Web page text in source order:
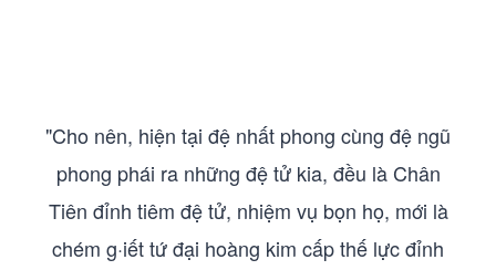
"Cho nên, hiện tại đệ nhất phong cùng đệ ngũ
phong phái ra những đệ tử kia, đều là Chân
Tiên đỉnh tiêm đệ tử, nhiệm vụ bọn họ, mới là
chém g·iết tứ đại hoàng kim cấp thế lực đỉnh